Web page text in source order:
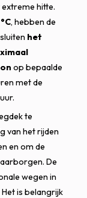
hitte.
, hebben de
het
op bepaalde
met de
te
van het rijden
en om de
De
wegen in
is belangrijk